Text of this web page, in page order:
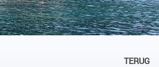
TERUG